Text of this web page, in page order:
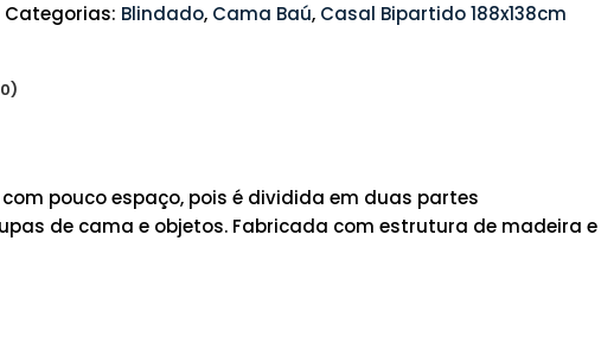
Categorias: Blindado, Cama Baú, Casal Bipartido 188x138cm
pouco espaço, pois é dividida em duas partes
de cama e objetos. Fabricada com estrutura de madeira e